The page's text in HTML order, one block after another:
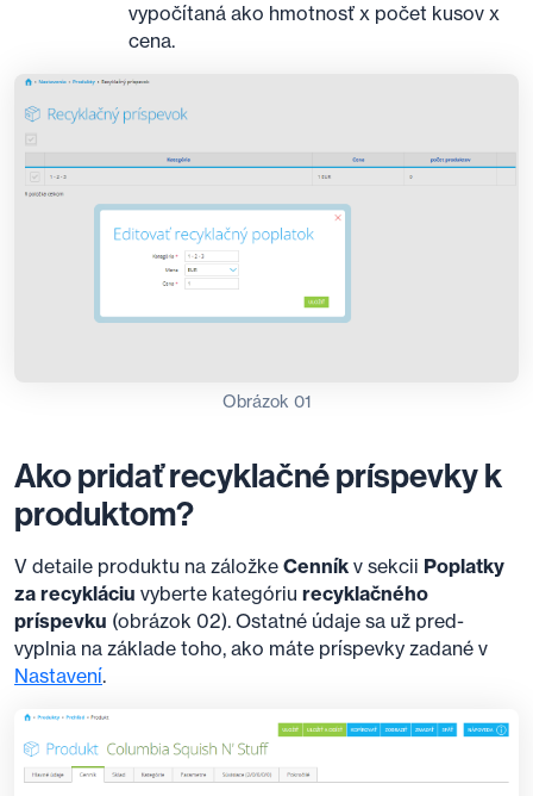
vypočítaná ako hmotnosť x počet kusov x
cena.
Obrázok 01
Ako pridať recyklačné príspevky k
produktom?
V detaile produktu na záložke Cenník v sekcii Poplatky
za recykláciu vyberte kategóriu recyklačného
príspevku (obrázok 02). Ostatné údaje sa už pred-
vyplnia na základe toho, ako máte príspevky zadané v
Nastavení.